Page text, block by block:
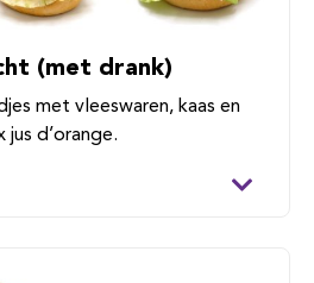
(met drank)
met vleeswaren, kaas en
jus d’orange.